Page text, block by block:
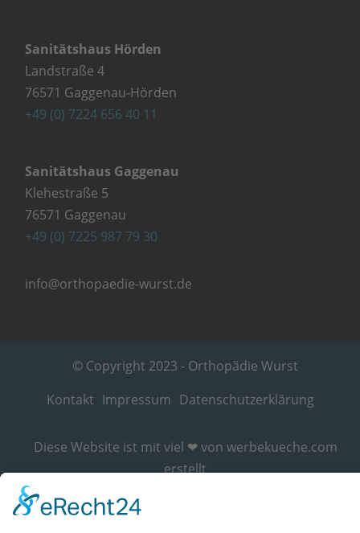
Sanitätshaus Hörden
Landstraße 4
76571 Gaggenau-Hörden
+49 (0) 7224 656 40 11
Sanitätshaus Gaggenau
Klehestraße 5
76571 Gaggenau
+49 (0) 7225 987 79 30
info@orthopaedie-wurst.de
© Copyright 2023 - Orthopädie Wurst
Kontakt Impressum Datenschutzerklärung
Diese Website ist mit viel ❤ von werbekueche.com
erstellt